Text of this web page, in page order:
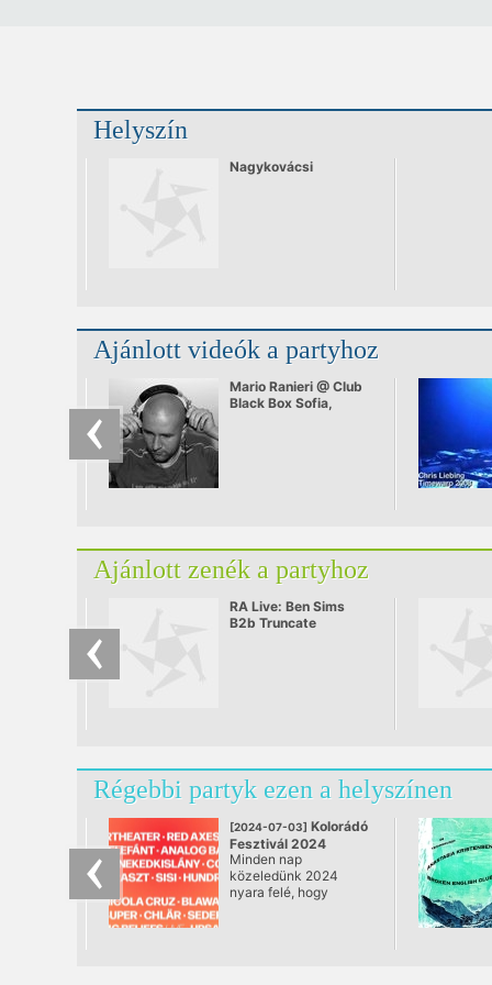
Helyszín
Nagykovácsi
Ajánlott videók a partyhoz
Mario Ranieri @ Club
Black Box Sofia,
Ajánlott zenék a partyhoz
RA Live: Ben Sims
B2b Truncate
Régebbi partyk ezen a helyszínen
[2024-07-03] Kolorádó
Fesztivál 2024
@ Nagykovácsi
Minden nap
közeledünk 2024
nyara felé, hogy